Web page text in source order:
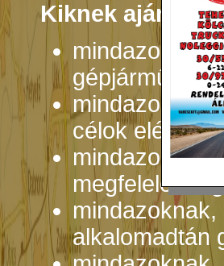
Kiknek ajánljuk
gépjárművet,
célok
megfelelő
alkalomadtán